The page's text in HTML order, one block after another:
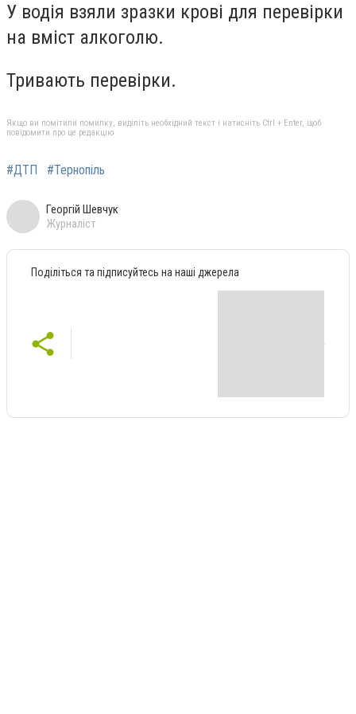
У водія взяли зразки крові для перевірки
на вміст алкоголю.
Тривають перевірки.
Якщо ви помітили помилку, виділіть необхідний текст і натисніть Ctrl + Enter, щоб
повідомити про це редакцію
#ДТП #Тернопіль
Георгій Шевчук
Журналіст
Поділіться та підписуйтесь на наші джерела